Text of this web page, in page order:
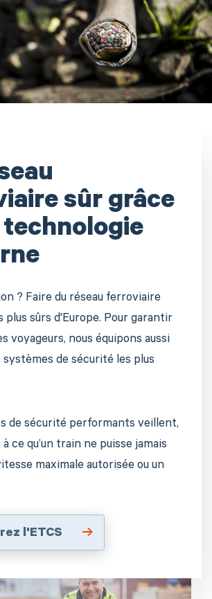
sûr grâce
technologie
? Faire du réseau ferroviaire
plus sûrs d'Europe. Pour garantir
voyageurs, nous équipons aussi
systèmes de sécurité les plus
de sécurité performants veillent,
ce qu’un train ne puisse jamais
maximale autorisée ou un
l'ETCS